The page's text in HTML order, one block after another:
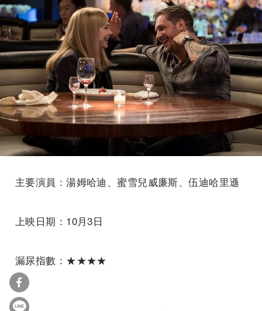
主要演員：湯姆哈迪、蜜雪兒威廉斯、伍迪哈里遜
上映日期：10月3日
漏尿指數：★★★★